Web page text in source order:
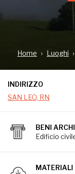
Home Luoghi
INDIRIZZO
SAN LEO, RN
BENI
Edificio
MATERIALI